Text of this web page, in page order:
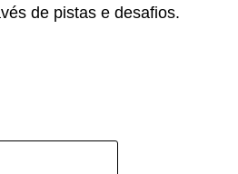
de pistas e desafios.